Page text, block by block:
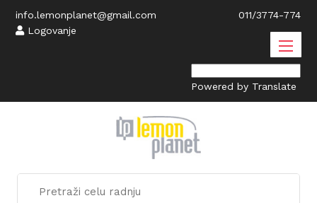
info.lemonplanet@gmail.com
011/3774-774
Logovanje
Powered by Translate